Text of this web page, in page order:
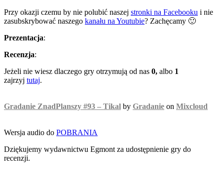
Przy okazji czemu by nie polubić naszej stronki na Facebooku i nie
zasubskrybować naszego kanału na Youtubie? Zachęcamy 🙂
Prezentacja:
Recenzja:
Jeżeli nie wiesz dlaczego gry otrzymują od nas 0, albo 1
zajrzyj tutaj.
Gradanie ZnadPlanszy #93 – Tikal by Gradanie on Mixcloud
Wersja audio do POBRANIA
Dziękujemy wydawnictwu Egmont za udostępnienie gry do
recenzji.